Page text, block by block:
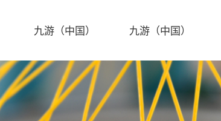
九游（中国） 九游（中国）